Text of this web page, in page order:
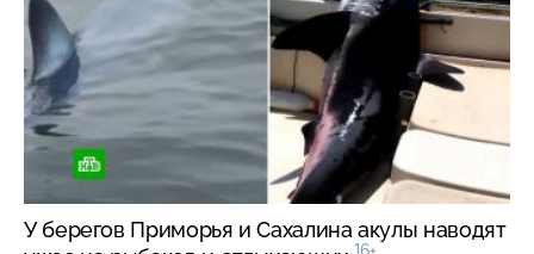
У берегов Приморья и Сахалина акулы наводят